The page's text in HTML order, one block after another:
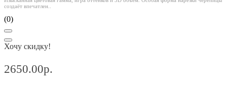
создаёт впечатлен..
(0)
Хочу скидку!
2650.00р.